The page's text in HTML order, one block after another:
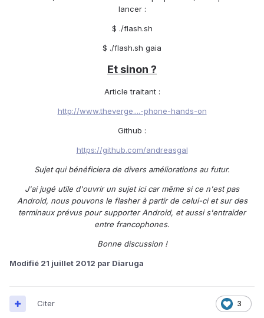
lancer :
$ ./flash.sh
$ ./flash.sh gaia
Et sinon ?
Article traitant :
http://www.theverge....-phone-hands-on
Github :
https://github.com/andreasgal
Sujet qui bénéficiera de divers améliorations au futur.
J'ai jugé utile d'ouvrir un sujet ici car même si ce n'est pas
Android, nous pouvons le flasher à partir de celui-ci et sur des
terminaux prévus pour supporter Android, et aussi s'entraider
entre francophones.
Bonne discussion !
Modifié 21 juillet 2012 par Diaruga
3
Citer